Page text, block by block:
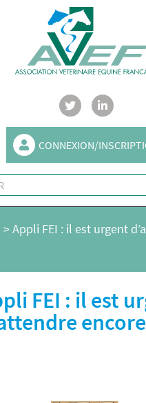
CONNEXION/
>Appli FEI : il est urgent
FEI : il est